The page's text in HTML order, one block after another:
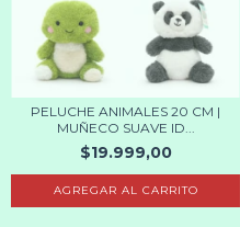
PELUCHE ANIMALES 20 CM |
MUÑECO SUAVE ID...
$19.999,00
AGREGAR AL CARRITO